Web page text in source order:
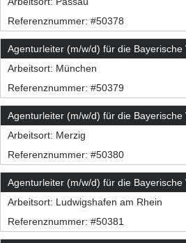
Referenznummer: #50378
Agenturleiter (m/w/d) für die Bayerische
Arbeitsort: München
Referenznummer: #50379
Agenturleiter (m/w/d) für die Bayerische
Arbeitsort: Merzig
Referenznummer: #50380
Agenturleiter (m/w/d) für die Bayerische
Arbeitsort: Ludwigshafen am Rhein
Referenznummer: #50381